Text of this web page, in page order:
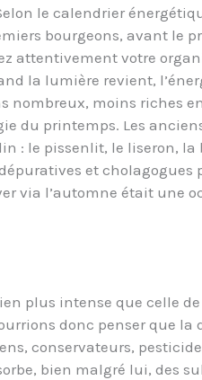
le calendrier
bourgeons, avant le
attentivement votre
la lumière revient,
nombreux, moins riches
du printemps. Les
: le pissenlit, le liseron, la
et cholagogues
via l’automne était une
plus intense que celle de
donc penser que la
conservateurs,
bien malgré lui, des